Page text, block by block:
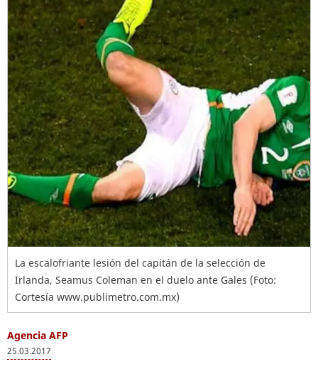
La escalofriante lesión del capitán de la selección de
Irlanda, Seamus Coleman en el duelo ante Gales (Foto:
Cortesía www.publimetro.com.mx)
Agencia AFP
25.03.2017